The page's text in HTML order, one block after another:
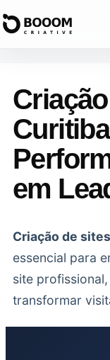
Abrir
em
Criação de
essencial para
site
transformar